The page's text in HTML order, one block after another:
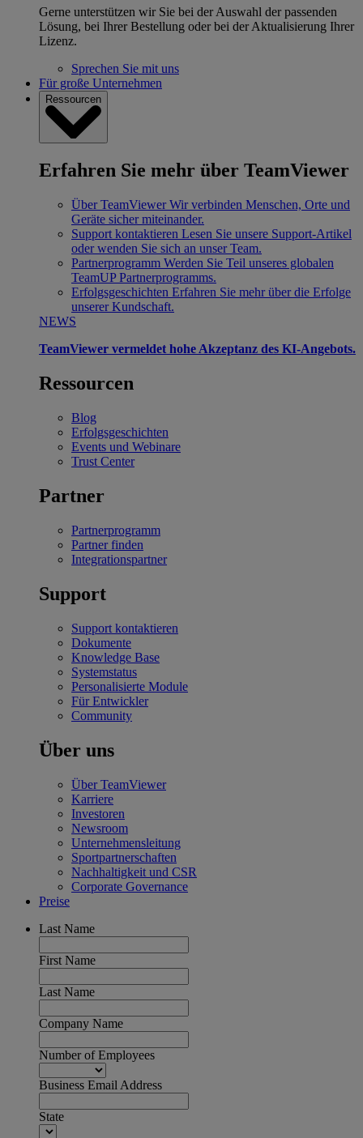
Gerne unterstützen wir Sie bei der Auswahl der passenden
Lösung, bei Ihrer Bestellung oder bei der Aktualisierung Ihrer
Lizenz.
Sprechen Sie mit uns
Für große Unternehmen
Ressourcen
Erfahren Sie mehr über TeamViewer
Über TeamViewer Wir verbinden Menschen, Orte und
Geräte sicher miteinander.
Support kontaktieren Lesen Sie unsere Support-Artikel
oder wenden Sie sich an unser Team.
Partnerprogramm Werden Sie Teil unseres globalen
TeamUP Partnerprogramms.
Erfolgsgeschichten Erfahren Sie mehr über die Erfolge
unserer Kundschaft.
NEWS
TeamViewer vermeldet hohe Akzeptanz des KI-Angebots.
Ressourcen
Blog
Erfolgsgeschichten
Events und Webinare
Trust Center
Partner
Partnerprogramm
Partner finden
Integrationspartner
Support
Support kontaktieren
Dokumente
Knowledge Base
Systemstatus
Personalisierte Module
Für Entwickler
Community
Über uns
Über TeamViewer
Karriere
Investoren
Newsroom
Unternehmensleitung
Sportpartnerschaften
Nachhaltigkeit und CSR
Corporate Governance
Preise
Last Name
First Name
Last Name
Company Name
Number of Employees
Business Email Address
State